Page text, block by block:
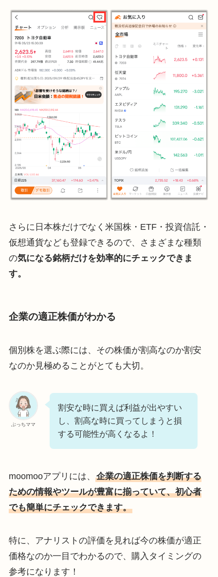
さらに日本株だけでなく米国株・ETF・投資信託・
仮想通貨なども登録できるので、さまざまな種類
の気になる銘柄だけを効率的にチェックできま
す。
企業の適正株価がわかる
個別株を選ぶ際には、その株価が割高なのか割安
なのか見極めることがとても大切。
ぶっちママ
割安な時に買えば利益が出やすい
し、割高な時に買ってしまうと損
する可能性が高くなるよ！
moomooアプリには、 企業の適正株価を判断する
ための情報やツールが豊富に揃っていて、初心者
でも簡単にチェックできます。
特に、アナリストの評価を見れば今の株価が適正
価格なのか一目でわかるので、購入タイミングの
参考になります！